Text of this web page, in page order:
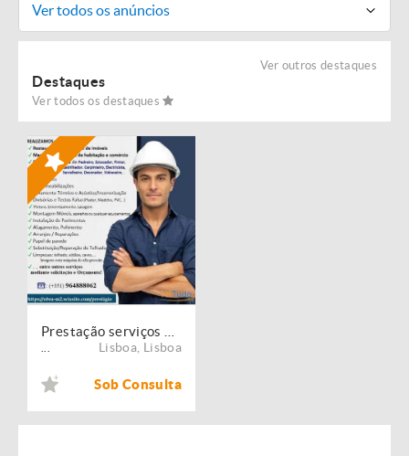
Ver todos os anúncios
Ver outros destaques
Destaques
Ver todos os destaques
Lisboa Lisboa
Sob Consulta